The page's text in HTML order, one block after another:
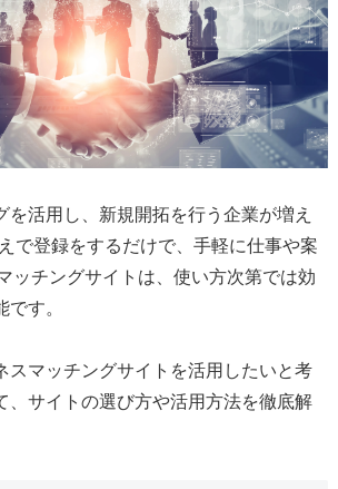
を活用し、新規開拓を行う企業が増え
で登録をするだけで、手軽に仕事や案
ッチングサイトは、使い方次第では効
す。
スマッチングサイトを活用したいと考
、サイトの選び方や活用方法を徹底解